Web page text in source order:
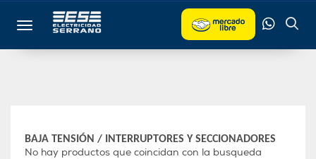
Toggle navigation
BAJA TENSIÓN / INTERRUPTORES Y SECCIONADORES
No hay productos que coincidan con la busqueda